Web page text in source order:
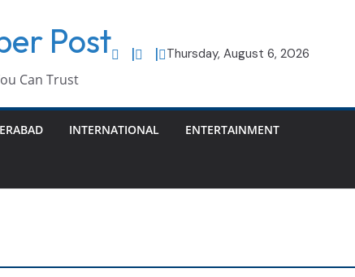
Post
Can Trust
Thursday, August 6, 2026
INTERNATIONAL ENTERTAINMENT